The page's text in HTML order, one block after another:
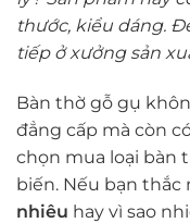
thước, kiểu dáng.
tiếp ở xưởng sản
Bàn thờ gỗ gụ
đẳng cấp mà còn
chọn mua loại bàn
biến. Nếu bạn thắc
nhiêu hay vì sao